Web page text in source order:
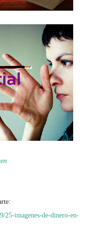
25-imagenes-de-dinero-en-